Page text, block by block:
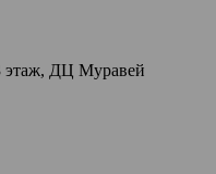
Смольная, 24а - 13 этаж, ДЦ Муравей